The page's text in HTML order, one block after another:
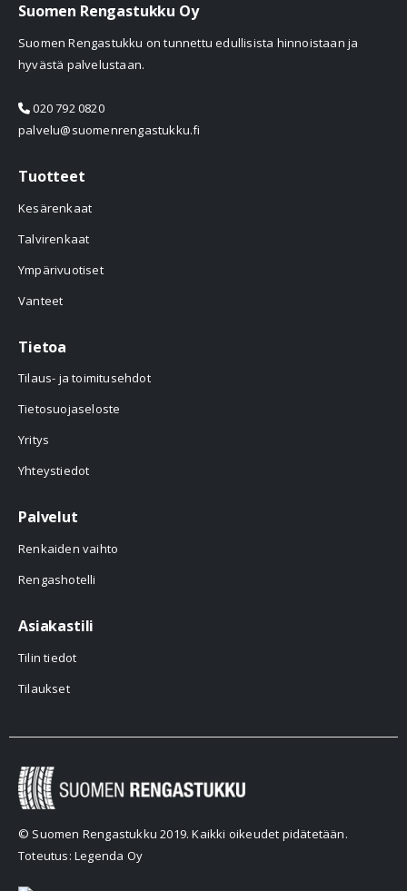
Suomen Rengastukku Oy
Suomen Rengastukku on tunnettu edullisista hinnoistaan ja
hyvästä palvelustaan.
020 792 0820
palvelu@suomenrengastukku.fi
Tuotteet
Kesärenkaat
Talvirenkaat
Ympärivuotiset
Vanteet
Tietoa
Tilaus- ja toimitusehdot
Tietosuojaseloste
Yritys
Yhteystiedot
Palvelut
Renkaiden vaihto
Rengashotelli
Asiakastili
Tilin tiedot
Tilaukset
© Suomen Rengastukku 2019. Kaikki oikeudet pidätetään.
Toteutus: Legenda Oy